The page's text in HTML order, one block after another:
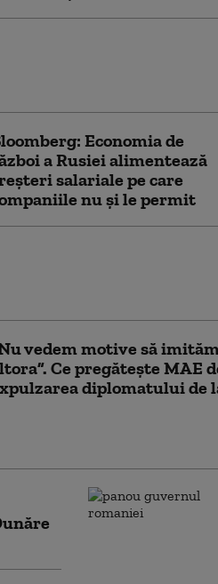
Economia de
a Rusiei alimentează
salariale pe care
nu şi le permit
vedem motive să
Ce pregătește MAE
diplomatului de